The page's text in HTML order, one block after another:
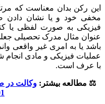
این رکن بدان معناست که
مخفی خود و یا نشان
فیزیکی به صورت لفظی یا
عنوان مثال مدرک تحصیلی
باشد یا به امری غیر واقعی
عملیات فیزیکی و مادی
با عرف است.
⚖️ مطالعه بیشتر:وکالت در